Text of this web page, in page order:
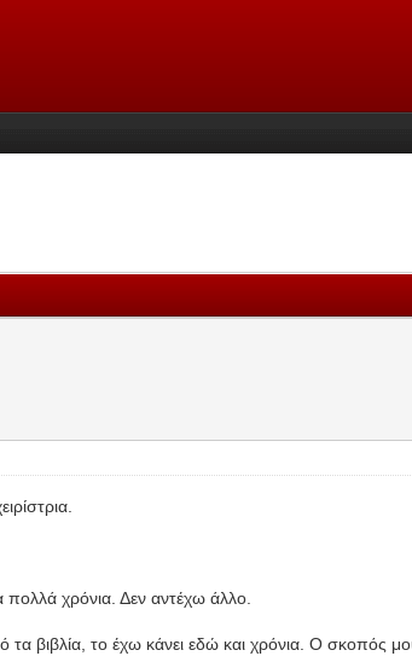
χρόνια. Δεν αντέχω άλλο.
βιβλία, το έχω κάνει εδώ και χρόνια. Ο σκοπός